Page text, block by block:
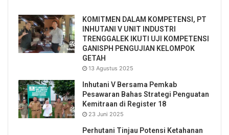
KOMITMEN DALAM KOMPETENSI, PT
INHUTANI V UNIT INDUSTRI
TRENGGALEK IKUTI UJI KOMPETENSI
GANISPH PENGUJIAN KELOMPOK
GETAH
13 Agustus 2025
Inhutani V Bersama Pemkab
Pesawaran Bahas Strategi Penguatan
Kemitraan di Register 18
23 Juni 2025
Perhutani Tinjau Potensi Ketahanan